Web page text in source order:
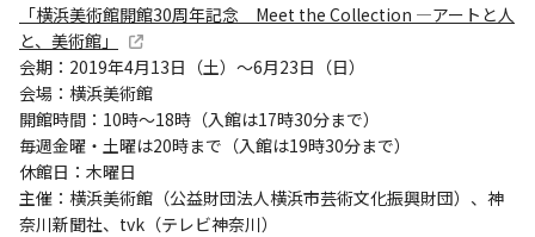
「横浜美術館開館30周年記念 Meet the Collection ―アートと人
と、美術館」
会期：2019年4月13日（土）～6月23日（日）
会場：横浜美術館
開館時間：10時～18時（入館は17時30分まで）
毎週金曜・土曜は20時まで（入館は19時30分まで）
休館日：木曜日
主催：横浜美術館（公益財団法人横浜市芸術文化振興財団）、神
奈川新聞社、tvk（テレビ神奈川）